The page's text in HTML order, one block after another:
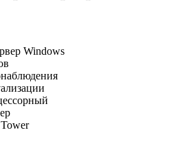
Windows